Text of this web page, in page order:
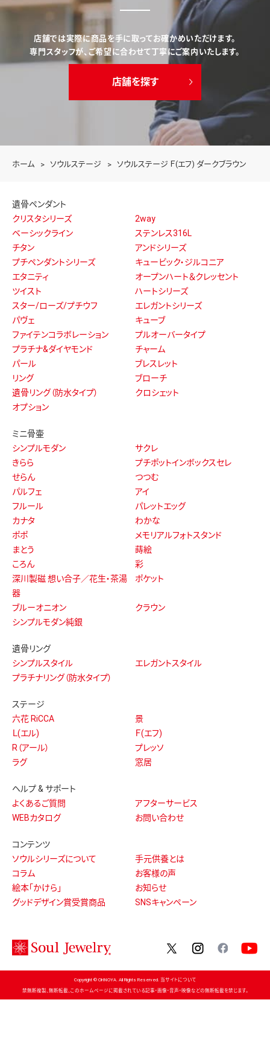
ホーム ソウルステージ ソウルステージ Ｆ(エフ) ダークブラウン
店舗では実際に商品を手に取ってお確かめいただけます。
専門スタッフが、ご希望に合わせて丁寧にご案内いたします。
店舗を探す
遺骨ペンダント
クリスタシリーズ
2way
ベーシックライン
ステンレス316L
チタン
アンドシリーズ
プチペンダントシリーズ
キュービック・ジルコニア
エタニティ
オープンハート＆クレッセント
ツイスト
ハートシリーズ
スター/ローズ/プチウフ
エレガントシリーズ
パヴェ
キューブ
ファイテンコラボレーション
プルオーバータイプ
プラチナ&ダイヤモンド
チャーム
パール
ブレスレット
リング
ブローチ
遺骨リング（防水タイプ）
クロシェット
オプション
ミニ骨壷
シンプルモダン
サクレ
きらら
プチポットインボックスセレ
せらん
つつむ
パルフェ
アイ
フルール
パレットエッグ
カナタ
わかな
ポポ
メモリアルフォトスタンド
まとう
蒔絵
ころん
彩
深川製磁 想い合子／花生・茶湯
器
ポケット
ブルーオニオン
クラウン
シンプルモダン純銀
遺骨リング
シンプルスタイル
エレガントスタイル
プラチナリング（防水タイプ）
ステージ
六花 RiCCA
景
Ｌ(エル)
Ｆ(エフ)
R（アール）
プレッソ
ラグ
窓居
ヘルプ & サポート
よくあるご質問
アフターサービス
WEBカタログ
お問い合わせ
コンテンツ
ソウルシリーズについて
手元供養とは
コラム
お客様の声
絵本「かけら」
お知らせ
グッドデザイン賞受賞商品
SNSキャンペーン
twitterinstagram
Copyright © OHNOYA. All Rights Reserved. 当サイトについて
禁無断複製、無断転載、このホームページに掲載されている記事・画像・音声・映像などの無断転載を禁じます。